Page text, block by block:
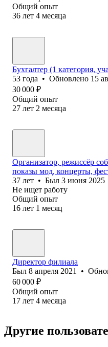
Общий опыт
36 лет 4 месяца
Бухгалтер (1 категория,
53 года • Обновлено 15
30 000 ₽
Общий опыт
27 лет 2 месяца
Организатор, режиссёр
показы мод, концерты,
37 лет • Был 3 июня 2025
Не ищет работу
Общий опыт
16 лет 1 месяц
Директор филиала
Был 8 апреля 2021 •
60 000 ₽
Общий опыт
17 лет 4 месяца
Другие